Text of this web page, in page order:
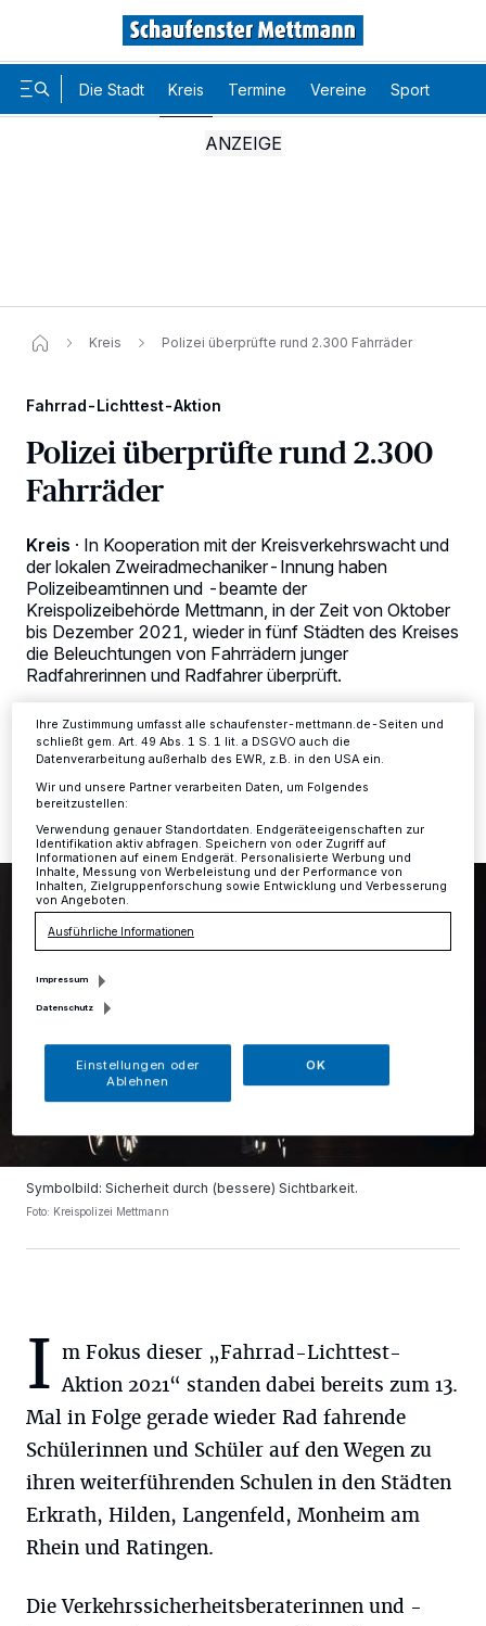
Die Stadt Kreis Termine Vereine Sport
Kreis Polizei überprüfte rund 2.300 Fahrräder
Fahrrad-Lichttest-Aktion
Polizei überprüfte rund 2.300
Fahrräder
Kreis · In Kooperation mit der Kreisverkehrswacht und
der lokalen Zweiradmechaniker-Innung haben
Polizeibeamtinnen und -beamte der
Kreispolizeibehörde Mettmann, in der Zeit von Oktober
bis Dezember 2021, wieder in fünf Städten des Kreises
die Beleuchtungen von Fahrrädern junger
Radfahrerinnen und Radfahrer überprüft.
04.01.2022 , 15:41 Uhr 2 Minuten Lesezeit
Symbolbild: Sicherheit durch (bessere) Sichtbarkeit.
Foto: Kreispolizei Mettmann
I m Fokus dieser „Fahrrad-Lichttest-
Aktion 2021“ standen dabei bereits zum 13.
Mal in Folge gerade wieder Rad fahrende
Schülerinnen und Schüler auf den Wegen zu
ihren weiterführenden Schulen in den Städten
Erkrath, Hilden, Langenfeld, Monheim am
Rhein und Ratingen.
Die Verkehrssicherheitsberaterinnen und -
Wir und unsere218-Partner speichern und greifen auf
Kennungen auf Ihrem Gerät zu. Durch Auswahl von OK aktivieren Sie
Tracking-Technologien für die unter „Wir und unsere Partner
verarbeiten Daten, um Ihnen Dienste bereitzustellen“ aufgeführten
Zwecke. Wenn Tracker deaktiviert sind, sind manche Inhalte und
Anzeigen möglicherweise nicht mehr so relevant für Sie. Sie können
dieses Menü jederzeit wieder aufrufen, um Ihre Einstellungen zu
ändern oder Ihre Einwilligung zu widerrufen, indem Sie auf den Link
Einstellungen oder Ablehnen am unteren Rand der Webseite klicken.
Ihre Einstellungen gelten innerhalb unseres Website. Weitere
Ihre Zustimmung umfasst alle schaufenster-mettmann.de-Seiten und
schließt gem. Art. 49 Abs. 1 S. 1 lit. a DSGVO auch die
Datenverarbeitung außerhalb des EWR, z.B. in den USA ein.
Wir und unsere Partner verarbeiten Daten, um Folgendes
bereitzustellen:
Verwendung genauer Standortdaten. Endgeräteeigenschaften zur
Identifikation aktiv abfragen. Speichern von oder Zugriff auf
Informationen auf einem Endgerät. Personalisierte Werbung und
Inhalte, Messung von Werbeleistung und der Performance von
Inhalten, Zielgruppenforschung sowie Entwicklung und Verbesserung
von Angeboten.
Ausführliche Informationen
Impressum
Datenschutz
Einstellungen oder
Ablehnen
OK